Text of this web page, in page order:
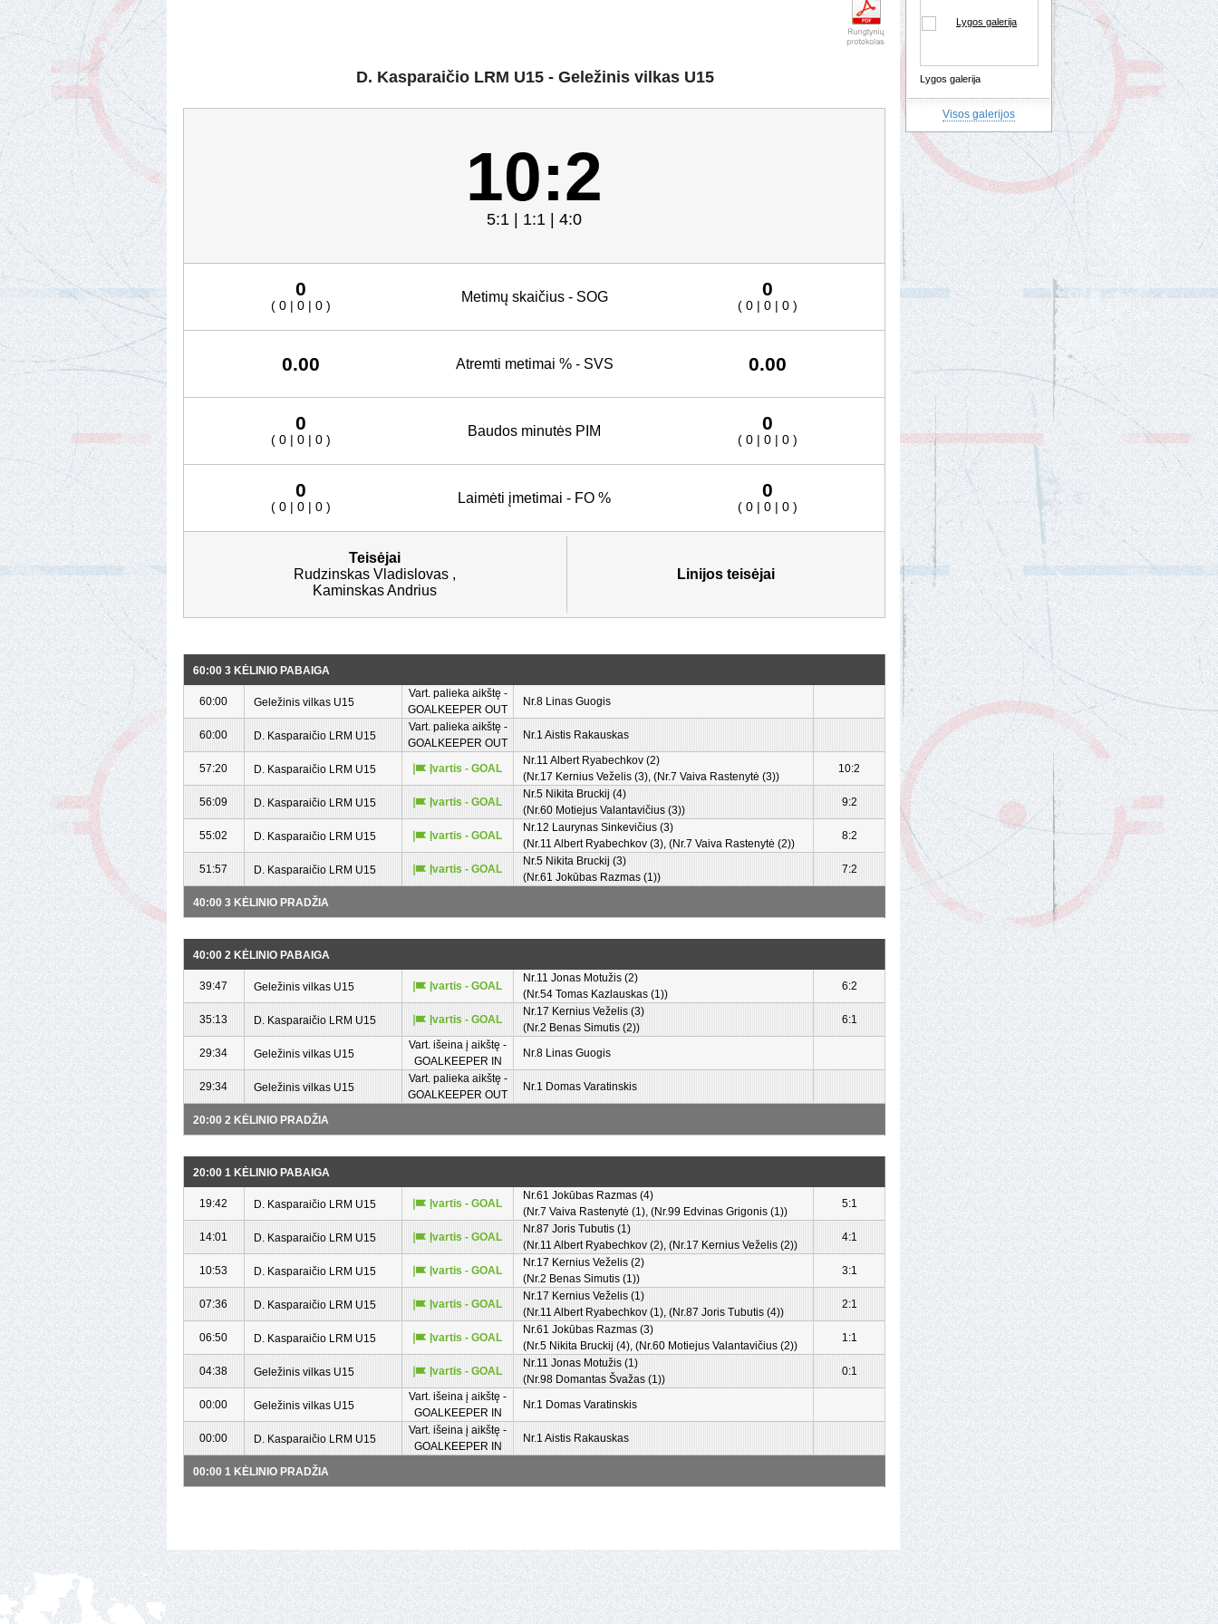
D. Kasparaičio LRM U15 - Geležinis vilkas U15
10:2
5:1 | 1:1 | 4:0
0
( 0 | 0 | 0 )
Metimų skaičius - SOG 0
( 0 | 0 | 0 )
0.00 Atremti metimai % - SVS 0.00
0
( 0 | 0 | 0 )
Baudos minutės PIM 0
( 0 | 0 | 0 )
0
( 0 | 0 | 0 )
Laimėti įmetimai - FO % 0
( 0 | 0 | 0 )
Teisėjai
Rudzinskas Vladislovas ,
Kaminskas Andrius
Linijos teisėjai
60:00 3 KĖLINIO PABAIGA
60:00 Geležinis vilkas U15
Vart. palieka aikštę -
GOALKEEPER OUT
Nr.8 Linas Guogis
60:00 D. Kasparaičio LRM U15
Vart. palieka aikštę -
GOALKEEPER OUT
Nr.1 Aistis Rakauskas
57:20 D. Kasparaičio LRM U15 Įvartis - GOAL
Nr.11 Albert Ryabechkov (2)
(Nr.17 Kernius Veželis (3), (Nr.7 Vaiva Rastenytė (3))
10:2
56:09 D. Kasparaičio LRM U15 Įvartis - GOAL
Nr.5 Nikita Bruckij (4)
(Nr.60 Motiejus Valantavičius (3))
9:2
55:02 D. Kasparaičio LRM U15 Įvartis - GOAL
Nr.12 Laurynas Sinkevičius (3)
(Nr.11 Albert Ryabechkov (3), (Nr.7 Vaiva Rastenytė (2))
8:2
51:57 D. Kasparaičio LRM U15 Įvartis - GOAL
Nr.5 Nikita Bruckij (3)
(Nr.61 Jokūbas Razmas (1))
7:2
40:00 3 KĖLINIO PRADŽIA
40:00 2 KĖLINIO PABAIGA
39:47 Geležinis vilkas U15 Įvartis - GOAL
Nr.11 Jonas Motužis (2)
(Nr.54 Tomas Kazlauskas (1))
6:2
35:13 D. Kasparaičio LRM U15 Įvartis - GOAL
Nr.17 Kernius Veželis (3)
(Nr.2 Benas Simutis (2))
6:1
29:34 Geležinis vilkas U15
Vart. išeina į aikštę -
GOALKEEPER IN
Nr.8 Linas Guogis
29:34 Geležinis vilkas U15
Vart. palieka aikštę -
GOALKEEPER OUT
Nr.1 Domas Varatinskis
20:00 2 KĖLINIO PRADŽIA
20:00 1 KĖLINIO PABAIGA
19:42 D. Kasparaičio LRM U15 Įvartis - GOAL
Nr.61 Jokūbas Razmas (4)
(Nr.7 Vaiva Rastenytė (1), (Nr.99 Edvinas Grigonis (1))
5:1
14:01 D. Kasparaičio LRM U15 Įvartis - GOAL
Nr.87 Joris Tubutis (1)
(Nr.11 Albert Ryabechkov (2), (Nr.17 Kernius Veželis (2))
4:1
10:53 D. Kasparaičio LRM U15 Įvartis - GOAL
Nr.17 Kernius Veželis (2)
(Nr.2 Benas Simutis (1))
3:1
07:36 D. Kasparaičio LRM U15 Įvartis - GOAL
Nr.17 Kernius Veželis (1)
(Nr.11 Albert Ryabechkov (1), (Nr.87 Joris Tubutis (4))
2:1
06:50 D. Kasparaičio LRM U15 Įvartis - GOAL
Nr.61 Jokūbas Razmas (3)
(Nr.5 Nikita Bruckij (4), (Nr.60 Motiejus Valantavičius (2))
1:1
04:38 Geležinis vilkas U15 Įvartis - GOAL
Nr.11 Jonas Motužis (1)
(Nr.98 Domantas Švažas (1))
0:1
00:00 Geležinis vilkas U15
Vart. išeina į aikštę -
GOALKEEPER IN
Nr.1 Domas Varatinskis
00:00 D. Kasparaičio LRM U15
Vart. išeina į aikštę -
GOALKEEPER IN
Nr.1 Aistis Rakauskas
00:00 1 KĖLINIO PRADŽIA
Lygos galerija
Visos galerijos